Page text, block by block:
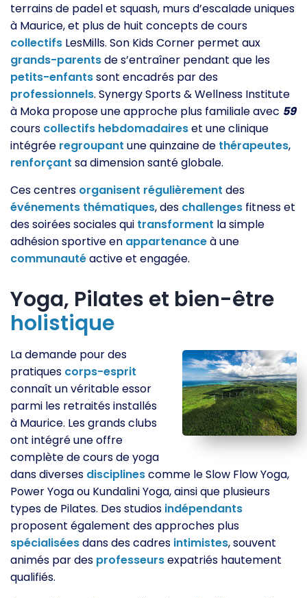
terrains de padel et squash, murs d’escalade uniques
à Maurice, et plus de huit concepts de cours
collectifs LesMills. Son Kids Corner permet aux
grands-parentsde s’entraîner pendant que les
petits-enfantssont encadrés par des
professionnels. Synergy Sports & Wellness Institute
à Moka propose une approche plus familiale avec 59
cours collectifs hebdomadaireset une clinique
intégrée regroupant une quinzaine de thérapeutes,
renforçant sa dimension santé globale.
Ces centres organisent régulièrement des
événements thématiques, des challenges fitness et
des soirées sociales qui transforment la simple
adhésion sportive en appartenanceà une
communautéactive et engagée.
Yoga, Pilates et bien-être
holistique
La demande pour des
pratiques corps-esprit
connaît un véritable essor
parmi les retraités installés
à Maurice. Les grands clubs
ont intégré une offre
complète de cours de yoga
dans diverses disciplinescomme le Slow Flow Yoga,
Power Yoga ou Kundalini Yoga, ainsi que plusieurs
types de Pilates. Des studios indépendants
proposent également des approches plus
spécialiséesdans des cadres intimistes, souvent
animés par des professeursexpatriés hautement
qualifiés.